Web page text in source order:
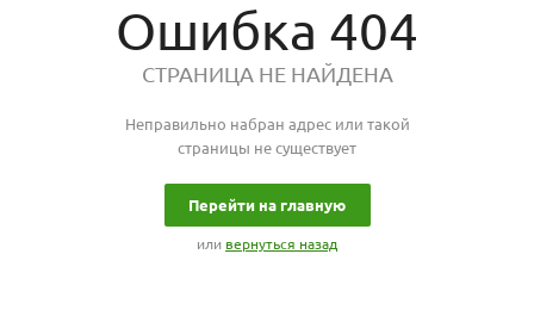
Ошибка 404
СТРАНИЦА НЕ НАЙДЕНА
Неправильно набран адрес или такой
страницы не существует
Перейти на главную
или вернуться назад